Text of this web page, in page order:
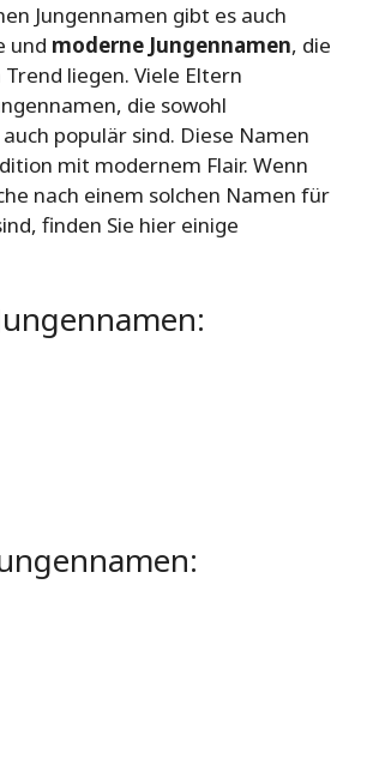
Jungennamen gibt es auch
und moderne Jungennamen, die
liegen. Viele Eltern
die sowohl
populär sind. Diese Namen
mit modernem Flair. Wenn
nach einem solchen Namen für
finden Sie hier einige